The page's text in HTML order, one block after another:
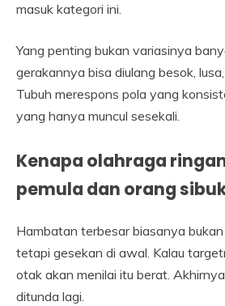
masuk kategori ini.
Yang penting bukan variasinya
gerakannya bisa diulang besok,
Tubuh merespons pola yang
yang hanya muncul sesekali.
Kenapa olahraga
pemula dan orang
Hambatan terbesar biasanya bukan
tetapi gesekan di awal. Kalau
otak akan menilai itu berat.
ditunda lagi.